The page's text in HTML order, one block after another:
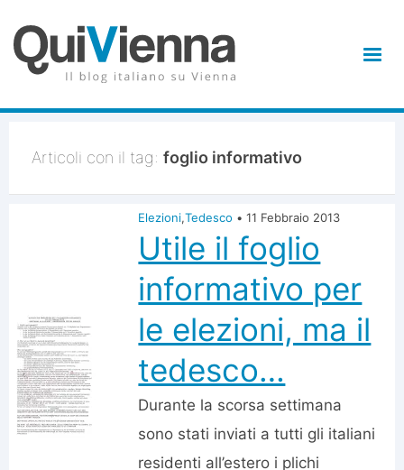
Articoli con il tag: foglio informativo
Elezioni,Tedesco • 11 Febbraio 2013
Utile il foglio
informativo per
le elezioni, ma il
tedesco…
Durante la scorsa settimana
sono stati inviati a tutti gli italiani
residenti all’estero i plichi